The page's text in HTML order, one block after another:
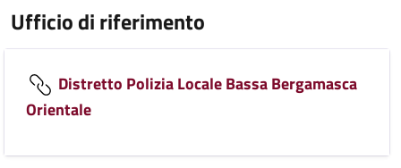
Ufficio di riferimento
Distretto Polizia Locale Bassa Bergamasca
Orientale